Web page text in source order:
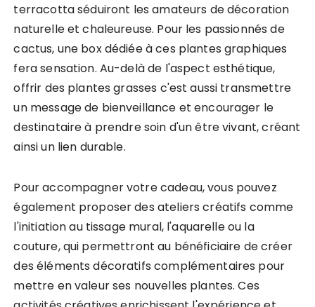
terracotta séduiront les amateurs de décoration
naturelle et chaleureuse. Pour les passionnés de
cactus, une box dédiée à ces plantes graphiques
fera sensation. Au-delà de l'aspect esthétique,
offrir des plantes grasses c'est aussi transmettre
un message de bienveillance et encourager le
destinataire à prendre soin d'un être vivant, créant
ainsi un lien durable.
Pour accompagner votre cadeau, vous pouvez
également proposer des ateliers créatifs comme
l'initiation au tissage mural, l'aquarelle ou la
couture, qui permettront au bénéficiaire de créer
des éléments décoratifs complémentaires pour
mettre en valeur ses nouvelles plantes. Ces